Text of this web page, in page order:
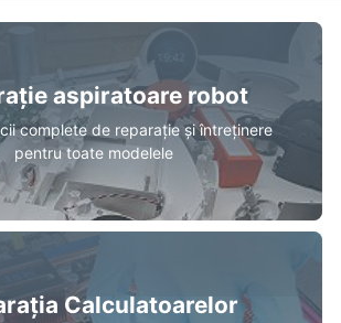
aspiratoare robot
complete de reparație și întreținere
pentru toate modelele
Calculatoarelor